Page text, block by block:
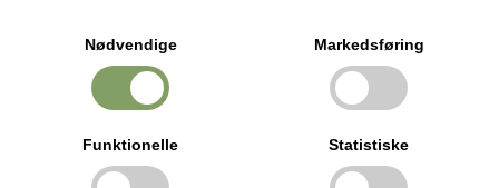
Nødvendige Markedsføring
Funktionelle Statistiske